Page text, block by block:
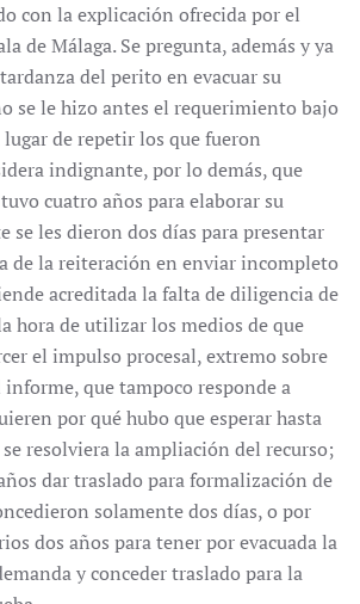
con la explicación ofrecida por el
de Málaga. Se pregunta, además y ya
del perito en evacuar su
se le hizo antes el requerimiento bajo
de repetir los que fueron
indignante, por lo demás, que
cuatro años para elaborar su
se les dieron dos días para presentar
de la reiteración en enviar incompleto
acreditada la falta de diligencia de
hora de utilizar los medios de que
el impulso procesal, extremo sobre
que tampoco responde a
por qué hubo que esperar hasta
resolviera la ampliación del recurso;
dar traslado para formalización de
solamente dos días, o por
dos años para tener por evacuada la
y conceder traslado para la